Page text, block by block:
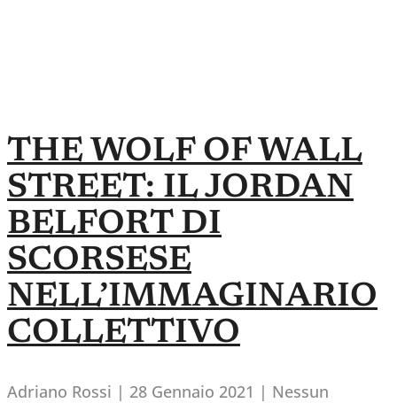
THE WOLF OF WALL
STREET: IL JORDAN
BELFORT DI
SCORSESE
NELL’IMMAGINARIO
COLLETTIVO
Adriano Rossi 28 Gennaio 2021 Nessun